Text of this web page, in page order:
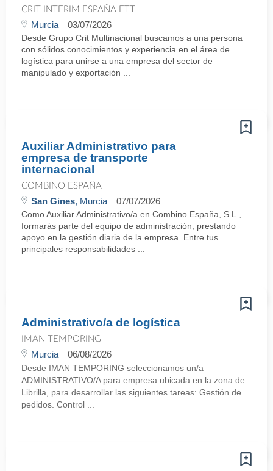
CRIT INTERIM ESPAÑA ETT
Murcia 03/07/2026
Desde Grupo Crit Multinacional buscamos a una persona
con sólidos conocimientos y experiencia en el área de
logística para unirse a una empresa del sector de
manipulado y exportación ...
Auxiliar Administrativo para
empresa de transporte
internacional
COMBINO ESPAÑA
San Gines, Murcia 07/07/2026
Como Auxiliar Administrativo/a en Combino España, S.L.,
formarás parte del equipo de administración, prestando
apoyo en la gestión diaria de la empresa. Entre tus
principales responsabilidades ...
Administrativo/a de logística
IMAN TEMPORING
Murcia 06/08/2026
Desde IMAN TEMPORING seleccionamos un/a
ADMINISTRATIVO/A para empresa ubicada en la zona de
Librilla, para desarrollar las siguientes tareas: Gestión de
pedidos. Control ...